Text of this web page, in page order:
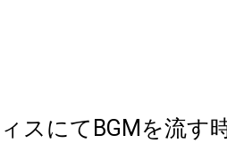
スにて BGM を流す